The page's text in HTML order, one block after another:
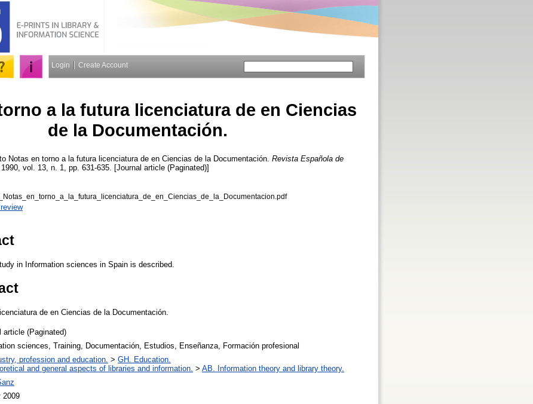
Login Create Account
a la futura licenciatura de en Ciencias
de la Documentación.
Notas en torno a la futura licenciatura de en Ciencias de la Documentación. Revista Española de
, 1990, vol. 13, n. 1, pp. 631-635. [Journal article (Paginated)]
in Information sciences in Spain is described.
de en Ciencias de la Documentación.
article (Paginated)
sciences, Training, Documentación, Estudios, Enseñanza, Formación profesional
profession and education. > GH. Education.
and general aspects of libraries and information. > AB. Information theory and library theory.
2009